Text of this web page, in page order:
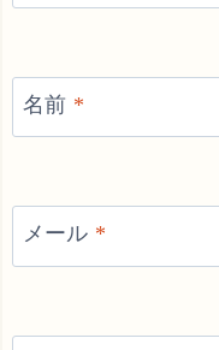
名前 *
メール *